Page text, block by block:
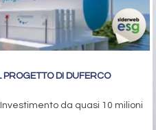
PROGETTO DI DUFERCO
da quasi 10 milioni